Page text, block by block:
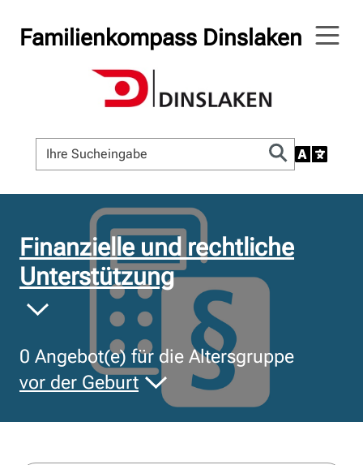
Familienkompass Dinslaken
Finanzielle und rechtliche
Unterstützung
0 Angebot(e) für die Altersgruppe
vor der Geburt